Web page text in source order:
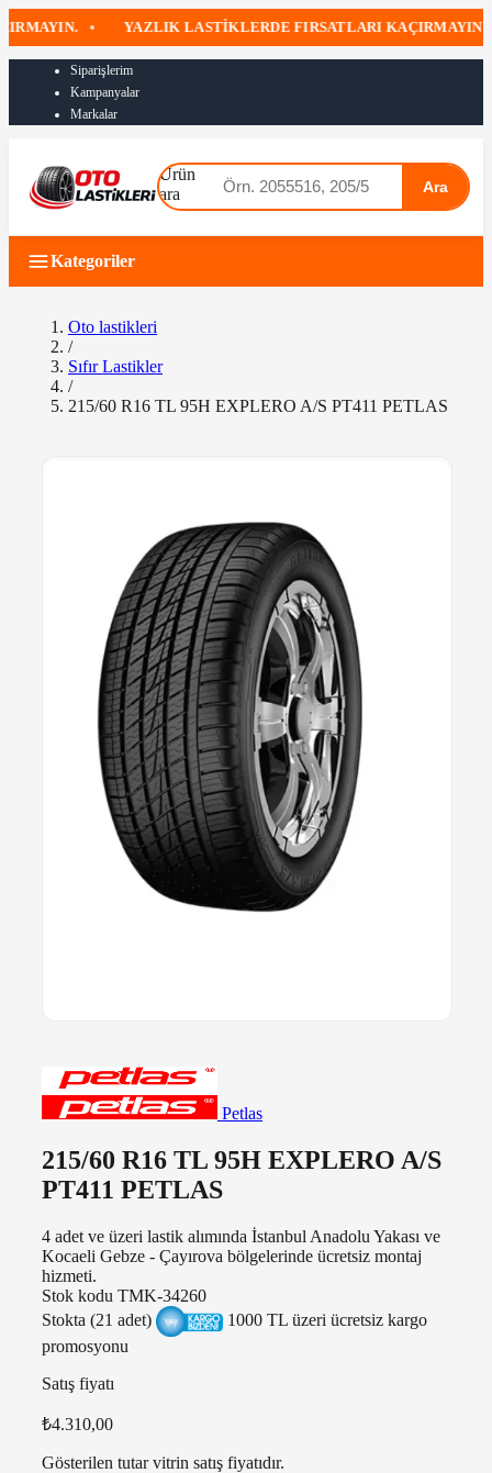
• YAZLIK LASTIKLERDE FIRSATLARI KAÇIRMAYIN •
Siparişlerim
Kampanyalar
Markalar
Ürün
ara
Ara
Kategoriler
Oto lastikleri
/
Sıfır Lastikler
/
215/60 R16 TL 95H EXPLERO A/S PT411 PETLAS
Petlas
215/60 R16 TL 95H EXPLERO A/S
PT411 PETLAS
4 adet ve üzeri lastik alımında İstanbul Anadolu Yakası ve
Kocaeli Gebze - Çayırova bölgelerinde ücretsiz montaj
hizmeti.
Stok kodu TMK-34260
Stokta (21 adet)
1000 TL üzeri ücretsiz kargo
promosyonu
Satış fiyatı
₺4.310,00
Gösterilen tutar vitrin satış fiyatıdır.